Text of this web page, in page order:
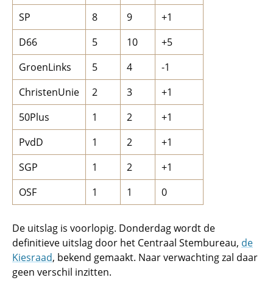
SP
8 9
+1
D66
5 10
+5
GroenLinks
5 4
-1
ChristenUnie
2 3
+1
50Plus
1 2
+1
PvdD
1 2
+1
SGP
1 2
+1
OSF
1 1 0
De uitslag is voorlopig. Donderdag wordt de
definitieve uitslag door het Centraal Stembureau, de
Kiesraad, bekend gemaakt. Naar verwachting zal daar
geen verschil inzitten.